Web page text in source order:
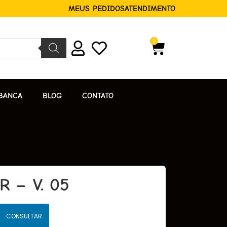
MEUS PEDIDOSATENDIMENTO
0
BLOG CONTATO
– V. 05
CONSULTAR